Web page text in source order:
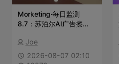
Morketing·每日监测
8.7：苏泊尔AI广告擦
向；阿里云Agent开启商
业化收费；baby sheep
Joe
2026-08-07 02:10